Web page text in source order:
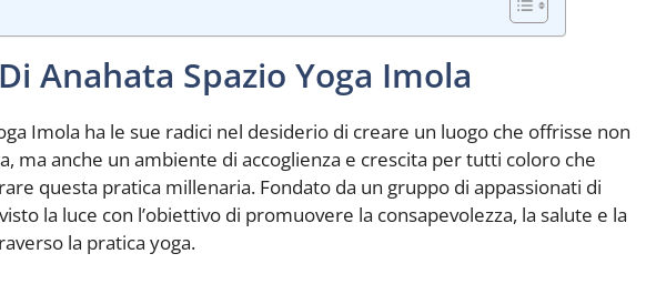
Anahata Spazio Yoga Imola
Imola ha le sue radici nel desiderio di creare un luogo che offrisse non
ma anche un ambiente di accoglienza e crescita per tutti coloro che
questa pratica millenaria. Fondato da un gruppo di appassionati di
la luce con l’obiettivo di promuovere la consapevolezza, la salute e la
la pratica yoga.